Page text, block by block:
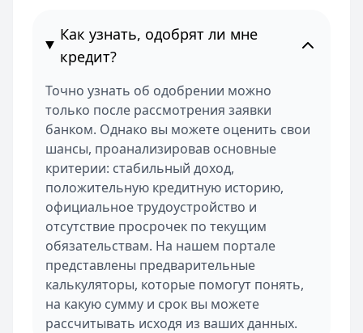
Как узнать, одобрят ли мне
кредит?
Точно узнать об одобрении можно
только после рассмотрения заявки
банком. Однако вы можете оценить свои
шансы, проанализировав основные
критерии: стабильный доход,
положительную кредитную историю,
официальное трудоустройство и
отсутствие просрочек по текущим
обязательствам. На нашем портале
представлены предварительные
калькуляторы, которые помогут понять,
на какую сумму и срок вы можете
рассчитывать исходя из ваших данных.